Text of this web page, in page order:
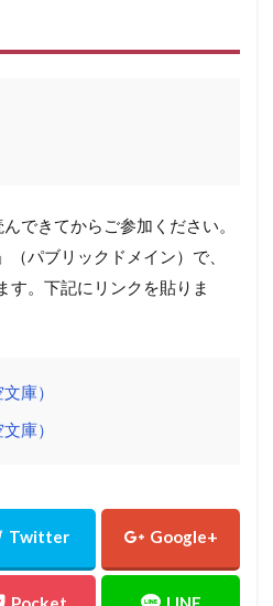
できてからご参加ください。
パブリックドメイン）で、
す。下記にリンクを貼りま
庫）
庫）